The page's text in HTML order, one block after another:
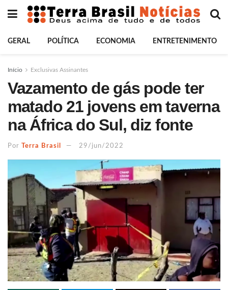
GERAL POLÍTICA ECONOMIA ENTRETENIMENTO
Início Exclusivas Assinantes
Vazamento de gás pode ter
matado 21 jovens em taverna
na África do Sul, diz fonte
Por Terra Brasil 29/jun/2022